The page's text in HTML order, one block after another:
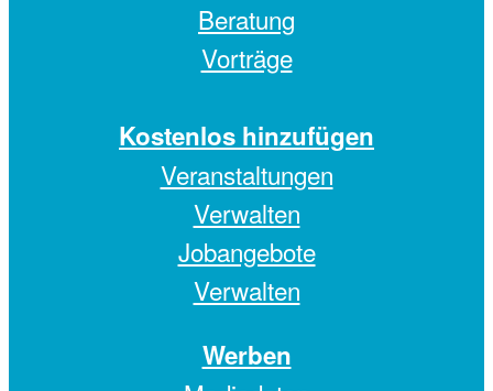
Beratung
Vorträge
Kostenlos hinzufügen
Veranstaltungen
Verwalten
Jobangebote
Verwalten
Werben